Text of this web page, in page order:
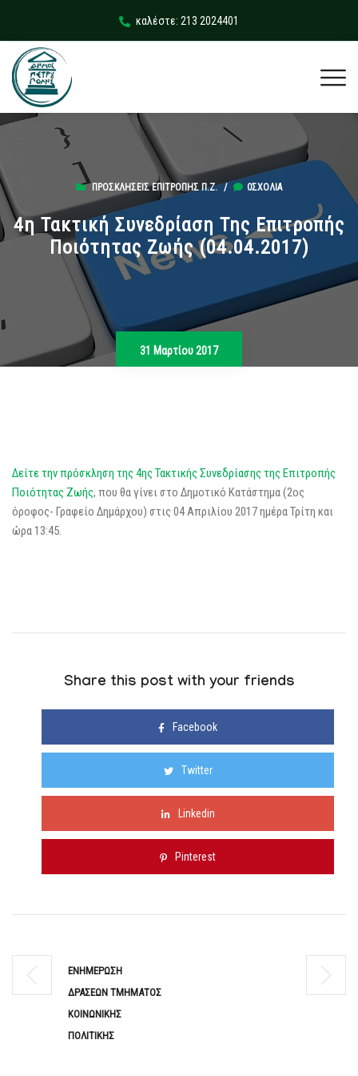
καλέστε: 213 2024401
ΠΡΟΣΚΛΉΣΕΙΣ ΕΠΙΤΡΟΠΉΣ Π.Ζ./ 0ΣΧΌΛΙΑ
4η Τακτική Συνεδρίαση Της Επιτροπής
Ποιότητας Ζωής (04.04.2017)
31 Μαρτίου 2017
Δείτε την πρόσκληση της 4ης Τακτικής Συνεδρίασης της Επιτροπής
Ποιότητας Ζωής, που θα γίνει στο Δημοτικό Κατάστημα (2ος
όροφος- Γραφείο Δημάρχου) στις 04 Απριλίου 2017 ημέρα Τρίτη και
ώρα 13:45.
Share this post with your friends
Facebook
Twitter
Linkedin
Pinterest
ΕΝΗΜΕΡΩΣΗ
ΔΡΑΣΕΩΝ ΤΜΗΜΑΤΟΣ
ΚΟΙΝΩΝΙΚΗΣ
ΠΟΛΙΤΙΚΗΣ